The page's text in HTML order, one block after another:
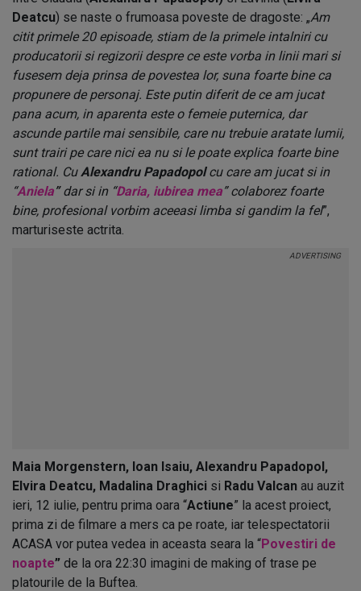
Deatcu) se naste o frumoasa poveste de dragoste: „Am
citit primele 20 episoade, stiam de la primele intalniri cu
producatorii si regizorii despre ce este vorba in linii mari si
fusesem deja prinsa de povestea lor, suna foarte bine ca
propunere de personaj. Este putin diferit de ce am jucat
pana acum, in aparenta este o femeie puternica, dar
ascunde partile mai sensibile, care nu trebuie aratate lumii,
sunt trairi pe care nici ea nu si le poate explica foarte bine
rational. CuAlexandru Papadopolcu care am jucat si in
“Aniela”dar si in “Daria, iubirea mea” colaborez foarte
bine, profesional vorbim aceeasi limba si gandim la fel”,
marturiseste actrita.
Maia Morgenstern, Ioan Isaiu, Alexandru Papadopol,
Elvira Deatcu, Madalina Draghici si Radu Valcan au auzit
ieri, 12 iulie, pentru prima oara “Actiune” la acest proiect,
prima zi de filmare a mers ca pe roate, iar telespectatorii
ACASA vor putea vedea in aceasta seara la “Povestiri de
noapte” de la ora 22:30 imagini de making of trase pe
platourile de la Buftea.